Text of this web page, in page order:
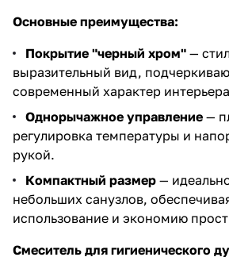
Основные преимущества:
Покрытие "черный хром" —
выразительный вид,
современный характер
Однорычажное управление —
регулировка температуры и
рукой.
Компактный размер —
небольших санузлов,
использование и экономию
Смеситель для гигиенического